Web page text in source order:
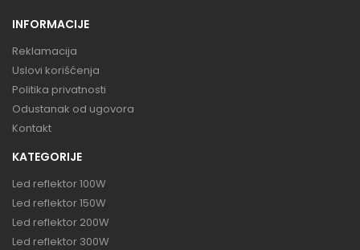
INFORMACIJE
Reklamacija
Uslovi korišćenja
Politika privatnosti
Odustanak od ugovora
Kontakt
KATEGORIJE
Led reflektor 100W
Led reflektor 150W
Led reflektor 200W
Led reflektor 300W